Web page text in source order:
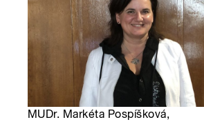
MUDr. Markéta Pospíšková,